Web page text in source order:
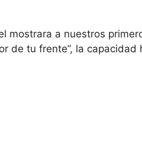
mostrara a nuestros
de tu frente”, la capacidad